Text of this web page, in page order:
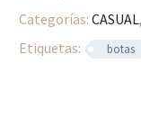
Categorías: CASUAL,
Etiquetas:
botas